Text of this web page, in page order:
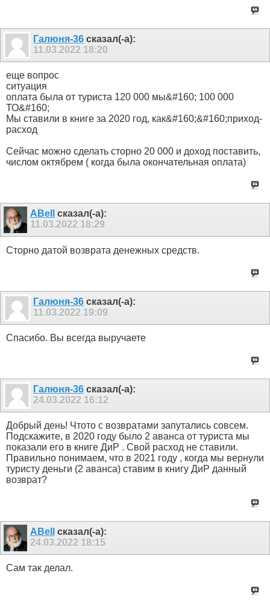
Галюня-36 сказал(-а):
11.03.2022 18:20
еще вопрос
ситуация
оплата была от туриста 120 000 мы&#160; 100 000
ТО&#160;
Мы ставили в книге за 2020 год, как&#160;&#160;приход-
расход
Сейчас можно сделать сторно 20 000 и доход поставить,
числом октябрем ( когда была окончательная оплата)
ABell
сказал(-а):
11.03.2022 18:29
Сторно датой возврата денежных средств.
Галюня-36 сказал(-а):
11.03.2022 19:09
Спасибо. Вы всегда выручаете
Галюня-36 сказал(-а):
24.03.2022 16:12
Добрый день! Чтото с возвратами запутались совсем.
Подскажите, в 2020 году было 2 аванса от туриста мы
показали его в книге ДиР . Свой расход не ставили.
Правильно понимаем, что в 2021 году , когда мы вернули
туристу деньги (2 аванса) ставим в книгу ДиР данный
возврат?
ABell
сказал(-а):
24.03.2022 18:15
Сам так делал.